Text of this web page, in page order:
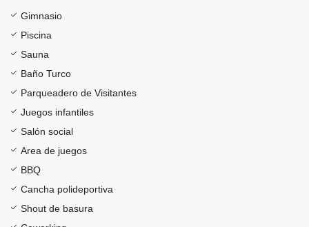
Gimnasio
Piscina
Sauna
Baño Turco
Parqueadero de Visitantes
Juegos infantiles
Salón social
Area de juegos
BBQ
Cancha polideportiva
Shout de basura